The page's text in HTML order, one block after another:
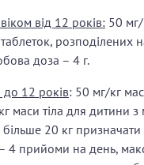
від 12 років: 50 мг/
розподілених
доза – 4 г.
до 12 років: 50 мг/кг
маси тіла для дитини
більше 20 кг призначати
4 прийоми на день,